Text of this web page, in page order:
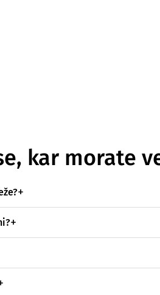
kar morate